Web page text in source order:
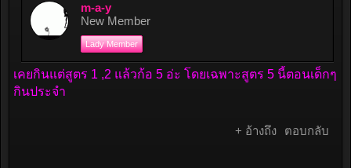
m-a-y
New Member
Lady Member
เคยกินแต่สูตร 1 ,2 แล้วก้อ 5 อ่ะ โดยเฉพาะสูตร 5 นี้ตอนเด็กๆ
กินประจำ
+ อ้างถึง ตอบกลับ